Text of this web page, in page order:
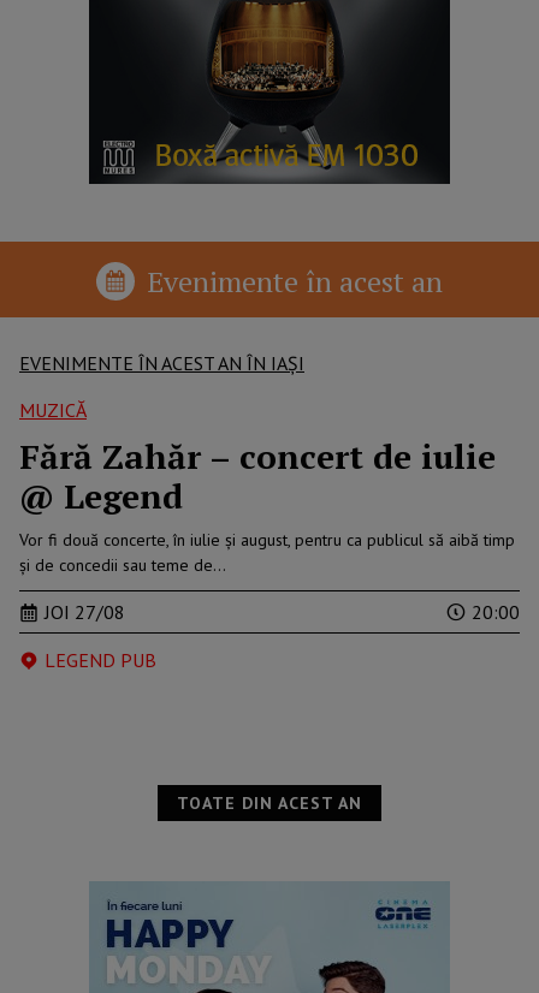
Evenimente în acest an
EVENIMENTE ÎN ACEST AN ÎN IAȘI
MUZICĂ
Fără Zahăr – concert de iulie
@ Legend
Vor fi două concerte, în iulie şi august, pentru ca publicul să aibă timp
şi de concedii sau teme de…
JOI 27/08
20:00
LEGEND PUB
TOATE DIN ACEST AN